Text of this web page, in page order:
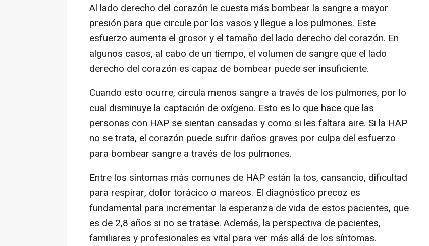
Al lado derecho del corazón le cuesta más bombear la sangre a mayor
presión para que circule por los vasos y llegue a los pulmones. Este
esfuerzo aumenta el grosor y el tamaño del lado derecho del corazón. En
algunos casos, al cabo de un tiempo, el volumen de sangre que el lado
derecho del corazón es capaz de bombear puede ser insuficiente.
Cuando esto ocurre, circula menos sangre a través de los pulmones, por lo
cual disminuye la captación de oxígeno. Esto es lo que hace que las
personas con HAP se sientan cansadas y como si les faltara aire. Si la HAP
no se trata, el corazón puede sufrir daños graves por culpa del esfuerzo
para bombear sangre a través de los pulmones.
Entre los síntomas más comunes de HAP están la tos, cansancio, dificultad
para respirar, dolor torácico o mareos. El diagnóstico precoz es
fundamental para incrementar la esperanza de vida de estos pacientes, que
es de 2,8 años si no se tratase. Además, la perspectiva de pacientes,
familiares y profesionales es vital para ver más allá de los síntomas.